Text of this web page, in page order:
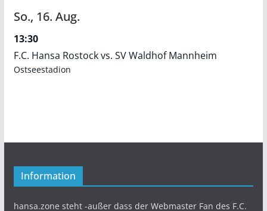
So., 16. Aug.
13:30
F.C. Hansa Rostock vs. SV Waldhof Mannheim
Ostseestadion
Information
hansa.zone steht -außer dass der Webmaster Fan des F.C.